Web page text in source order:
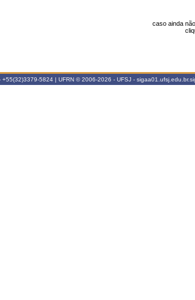
caso ainda
5824 | UFRN © 2006-2026 - UFSJ -